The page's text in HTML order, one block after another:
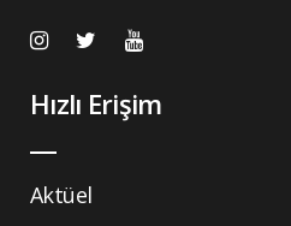
Hızlı Erişim
Aktüel